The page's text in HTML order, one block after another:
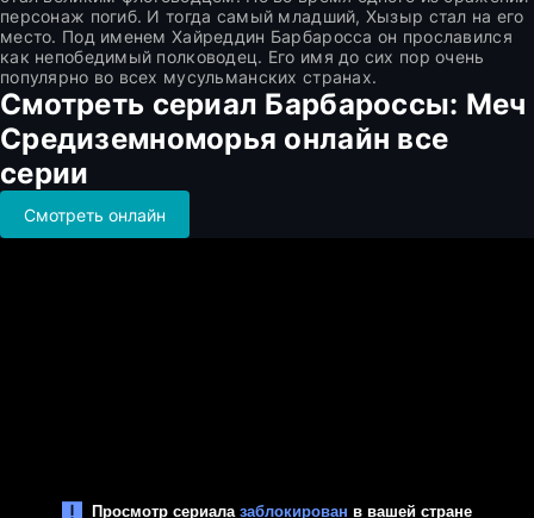
персонаж погиб. И тогда самый младший, Хызыр стал на его
место. Под именем Хайреддин Барбаросса он прославился
как непобедимый полководец. Его имя до сих пор очень
популярно во всех мусульманских странах.
Смотреть сериал Барбароссы: Меч
Средиземноморья онлайн все
серии
Смотреть онлайн